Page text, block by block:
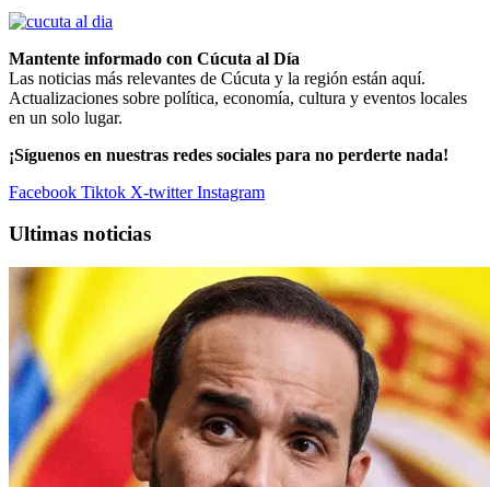
Mantente informado con Cúcuta al Día
Las noticias más relevantes de Cúcuta y la región están aquí.
Actualizaciones sobre política, economía, cultura y eventos locales
en un solo lugar.
¡Síguenos en nuestras redes sociales para no perderte nada!
Facebook Tiktok X-twitter Instagram
Ultimas noticias